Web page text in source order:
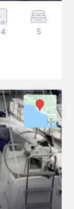
4 5